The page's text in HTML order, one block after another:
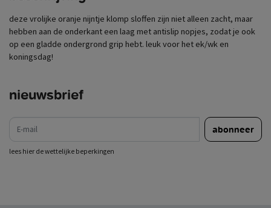
deze vrolijke oranje nijntje klomp sloffen zijn niet alleen zacht, maar
hebben aan de onderkant een laag met antislip nopjes, zodat je ook
op een gladde ondergrond grip hebt. leuk voor het ek/wk en
koningsdag!
nieuwsbrief
abonneer
lees hier de wettelijke beperkingen